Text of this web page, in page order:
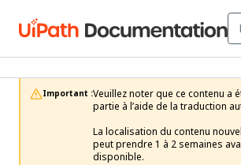
Important :Veuillez noter que ce contenu a
partie à l’aide de la traduction
La localisation du contenu
peut prendre 1 à 2 semaines
disponible.